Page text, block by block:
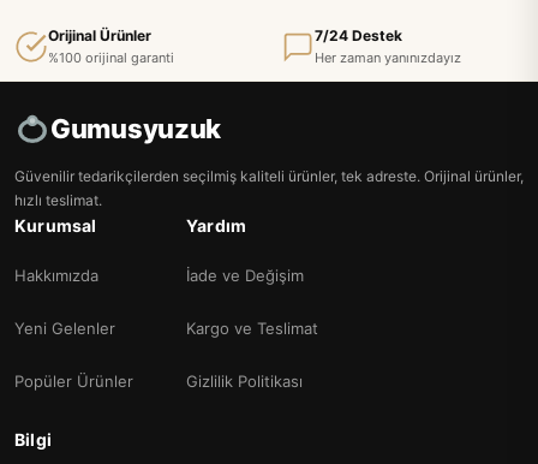
Orijinal Ürünler
%100 orijinal garanti
7/24 Destek
Her zaman yanınızdayız
Gumusyuzuk
Güvenilir tedarikçilerden seçilmiş kaliteli ürünler, tek adreste. Orijinal ürünler,
hızlı teslimat.
Kurumsal
Hakkımızda
Yeni Gelenler
Popüler Ürünler
Yardım
İade ve Değişim
Kargo ve Teslimat
Gizlilik Politikası
Bilgi